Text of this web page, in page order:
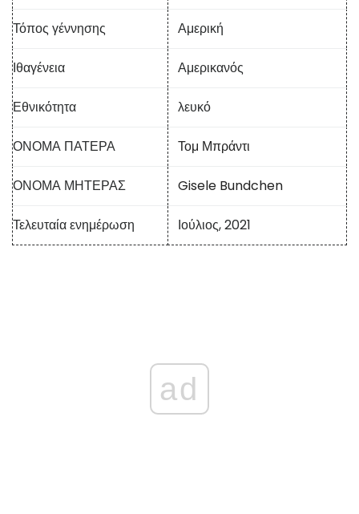
Τόπος γέννησης Αμερική
Ιθαγένεια Αμερικανός
Εθνικότητα λευκό
ΟΝΟΜΑ ΠΑΤΕΡΑ Τομ Μπράντι
ΟΝΟΜΑ ΜΗΤΕΡΑΣ Gisele Bundchen
Τελευταία ενημέρωση Ιούλιος, 2021
ad